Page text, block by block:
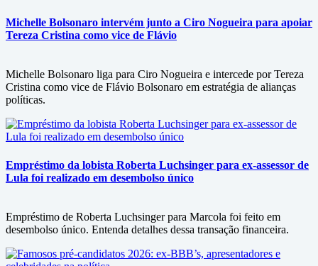
Michelle Bolsonaro intervém junto a Ciro Nogueira para apoiar
Tereza Cristina como vice de Flávio
Michelle Bolsonaro liga para Ciro Nogueira e intercede por Tereza
Cristina como vice de Flávio Bolsonaro em estratégia de alianças
políticas.
Empréstimo da lobista Roberta Luchsinger para ex-assessor de
Lula foi realizado em desembolso único
Empréstimo de Roberta Luchsinger para Marcola foi feito em
desembolso único. Entenda detalhes dessa transação financeira.